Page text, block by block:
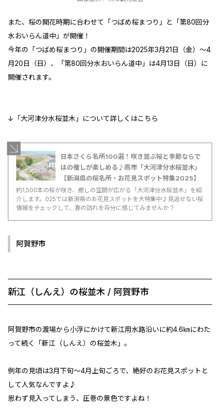
また、桜の開花時期に合わせて「つばめ桜まつり」と「第80回分
水おいらん道中」が開催！
今年の「つばめ桜まつり」の開催期間は2025年3月21日（金）～4
月20日（日）、「第80回分水おいらん道中」は4月13日（日）に
開催されます。
↓「大河津分水桜並木」について詳しくはこちら
日本さくら名所100選！咲き並ぶ桜と季節ならで
はの催しが楽しめる♪燕市「大河津分水桜並木」
【新潟県の桜名所・お花見スポット特集2025】
約1,500本の桜が咲き、癒しの空間が広がる「大河津分水桜並木」を紹
介します。025では新潟県のお花見スポットを大特集中♪見逃せない桜
情報をチェックして、春の訪れを存分に感じてみませんか？
阿賀野市
新江（しんえ）の桜並木 / 阿賀野市
阿賀野市の渡場から小浮にかけて新江用水路沿いに約4.6㎞にわた
って続く「新江（しんえ）の桜並木」。
例年の見頃は3月下旬～4月上旬ごろで、絶好のお花見スポットと
して人気なんですよ♪
思わず見入ってしまう、圧巻の景色ですよね！